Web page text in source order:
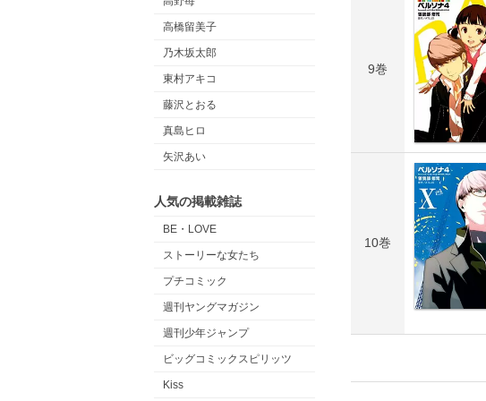
高橋留美子
乃木坂太郎
東村アキコ
藤沢とおる
真島ヒロ
矢沢あい
人気の掲載雑誌
BE・LOVE
ストーリーな女たち
プチコミック
週刊ヤングマガジン
週刊少年ジャンプ
ビッグコミックスピリッツ
Kiss
9巻
10巻